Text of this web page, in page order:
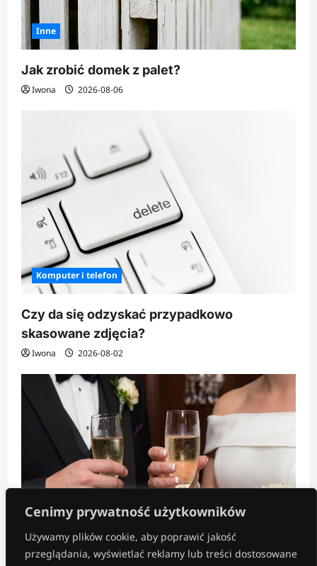
Cenimy prywatność użytkowników
Używamy plików cookie, aby poprawić jakość
przeglądania, wyświetlać reklamy lub treści dostosowane
Inne
Jak zrobić domek z palet?
Iwona 2026-08-06
Komputer i telefon
Czy da się odzyskać przypadkowo
skasowane zdjęcia?
Iwona 2026-08-02
Oszczędzanie i finanse